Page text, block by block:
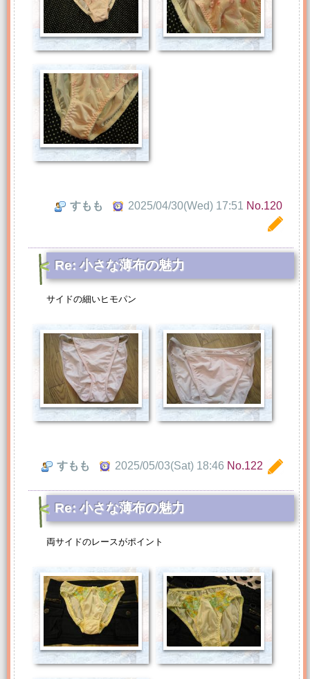
すもも 2025/04/30(Wed) 17:51 No.120
Re: 小さな薄布の魅力
サイドの細いヒモパン
すもも 2025/05/03(Sat) 18:46 No.122
Re: 小さな薄布の魅力
両サイドのレースがポイント